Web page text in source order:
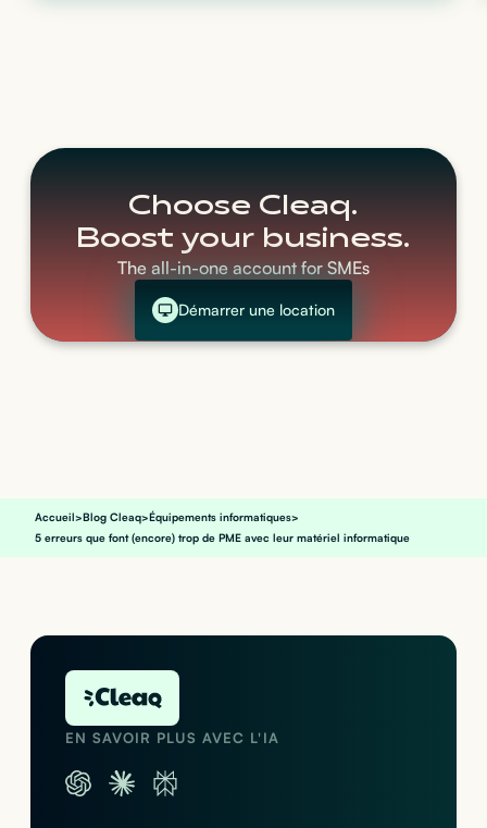
Choose Cleaq.
Boost your business.
The all-in-one account for SMEs
Démarrer une location
Accueil>Blog Cleaq>Équipements informatiques>
5 erreurs que font (encore) trop de PME avec leur matériel informatique
EN SAVOIR PLUS AVEC L'IA